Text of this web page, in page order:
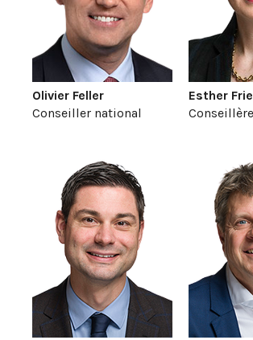
Olivier Feller
Conseiller national
Esther